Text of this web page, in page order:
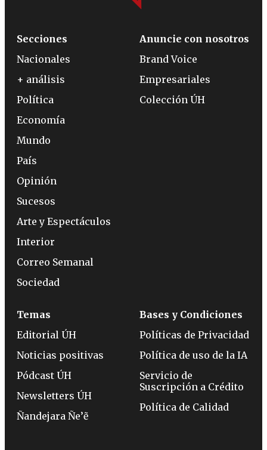
Secciones
Nacionales
+ análisis
Política
Economía
Mundo
País
Opinión
Sucesos
Arte y Espectáculos
Interior
Correo Semanal
Sociedad
Anuncie con nosotros
Brand Voice
Empresariales
Colección ÚH
Temas
Editorial ÚH
Noticias positivas
Pódcast ÚH
Newsletters ÚH
Ñandejara Ñe’ẽ
Bases y Condiciones
Políticas de Privacidad
Política de uso de la IA
Servicio de
Suscripción a Crédito
Política de Calidad